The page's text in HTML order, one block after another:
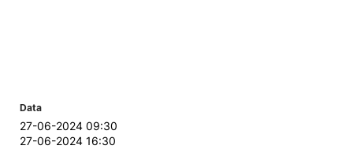
Data
27-06-2024 09:30
27-06-2024 16:30